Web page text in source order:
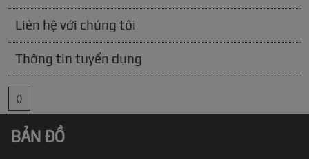
Liên hệ với chúng tôi
Thông tin tuyển dụng
()
BẢN ĐỒ